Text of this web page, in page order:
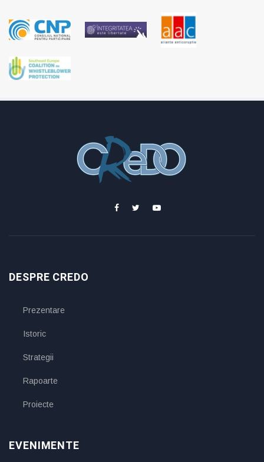
DESPRE CREDO
Prezentare
Istoric
Strategii
Rapoarte
Proiecte
EVENIMENTE